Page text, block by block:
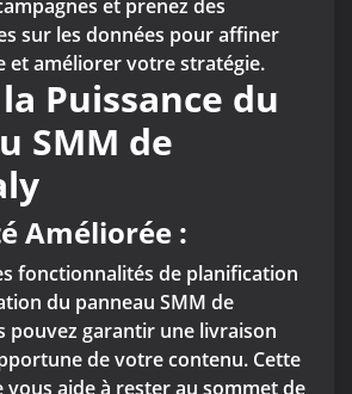
et prenez des
sur les données pour affiner
et améliorer votre stratégie.
Puissance du
SMM de
Améliorée :
fonctionnalités de planification
du panneau SMM de
pouvez garantir une livraison
de votre contenu. Cette
vous aide à rester au sommet de